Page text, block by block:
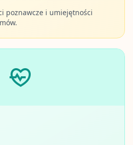
poznawcze i umiejętności